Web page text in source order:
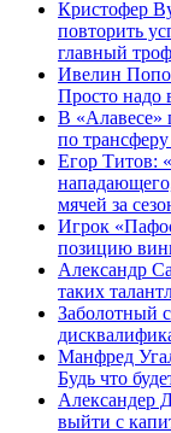
Кристофер
повторить
главный
Ивелин
Просто надо
В «Алавесе»
по
Егор Титов:
мячей за
Игрок
позицию
Александр
таких
Заболотный
Манфред
Будь что
Александер
выйти с